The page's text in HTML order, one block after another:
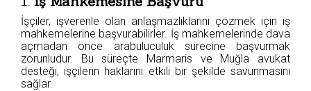
İşçiler, işverenle olan anlaşmazlıklarını çözmek için iş
mahkemelerine başvurabilirler. İş mahkemelerinde dava
açmadan önce arabuluculuk sürecine başvurmak
zorunludur. Bu süreçte Marmaris ve Muğla avukat
desteği, işçilerin haklarını etkili bir şekilde savunmasını
sağlar.